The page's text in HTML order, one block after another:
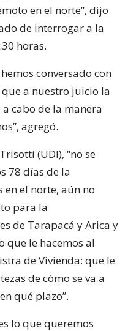
en el norte”, dijo
de interrogar a la
horas.
conversado con
a nuestro juicio la
cabo de la manera
agregó.
(UDI), “no se
78 días de la
el norte, aún no
para la
de Tarapacá y Arica y
que le hacemos al
de Vivienda: que le
de cómo se va a
qué plazo”.
lo que queremos